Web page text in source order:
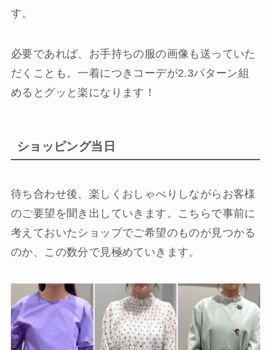
す。
必要であれば、お手持ちの服の画像も送っていた
だくことも。一着につきコーデが2.3パターン組
めるとグッと楽になります！
ショッピング当日
待ち合わせ後、楽しくおしゃべりしながらお客様
のご要望を聞き出していきます。こちらで事前に
考えておいたショップでご希望のものが見つかる
のか、この数分で見極めていきます。